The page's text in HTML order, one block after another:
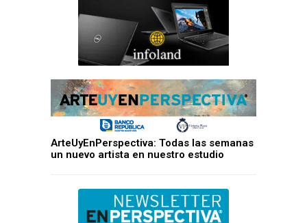
ArteUyEnPerspectiva: Todas las semanas
un nuevo artista en nuestro estudio